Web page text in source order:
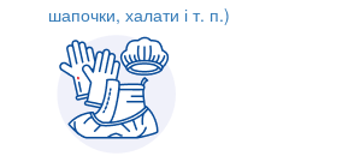
шапочки, халати і т. п.)